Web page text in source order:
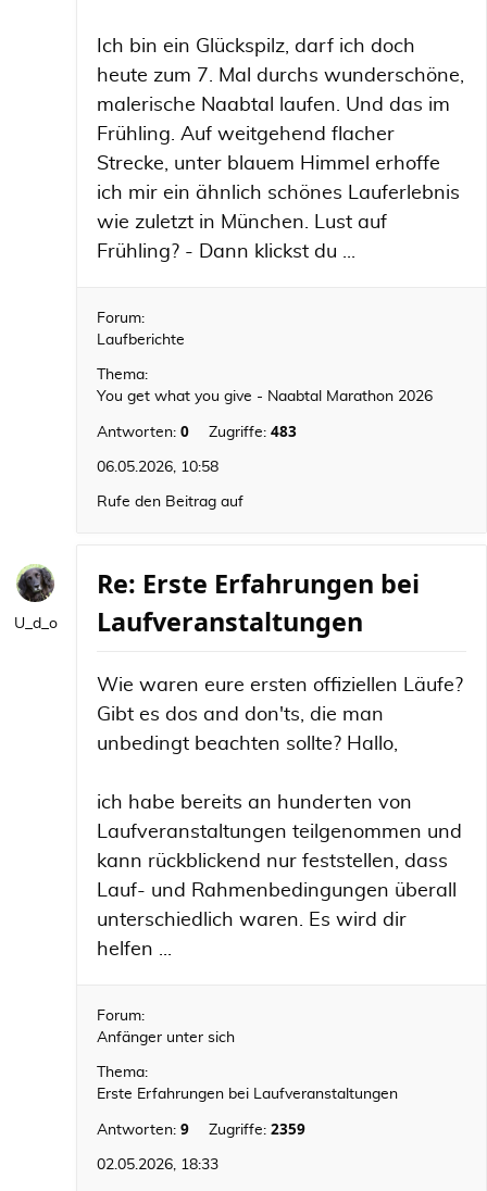
Ich bin ein Glückspilz, darf ich doch
heute zum 7. Mal durchs wunderschöne,
malerische Naabtal laufen. Und das im
Frühling. Auf weitgehend flacher
Strecke, unter blauem Himmel erhoffe
ich mir ein ähnlich schönes Lauferlebnis
wie zuletzt in München. Lust auf
Frühling? - Dann klickst du ...
Forum:
Laufberichte
Thema:
You get what you give - Naabtal Marathon 2026
Antworten: 0 Zugriffe: 483
06.05.2026, 10:58
Rufe den Beitrag auf
U_d_o
Re: Erste Erfahrungen bei
Laufveranstaltungen
Wie waren eure ersten offiziellen Läufe?
Gibt es dos and don'ts, die man
unbedingt beachten sollte? Hallo,
ich habe bereits an hunderten von
Laufveranstaltungen teilgenommen und
kann rückblickend nur feststellen, dass
Lauf- und Rahmenbedingungen überall
unterschiedlich waren. Es wird dir
helfen ...
Forum:
Anfänger unter sich
Thema:
Erste Erfahrungen bei Laufveranstaltungen
Antworten: 9 Zugriffe: 2359
02.05.2026, 18:33